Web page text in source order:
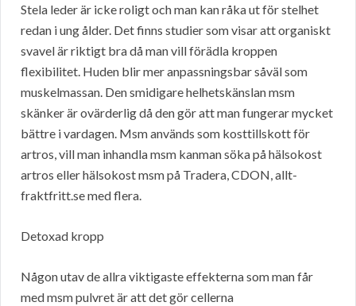
Stela leder är icke roligt och man kan råka ut för stelhet
redan i ung ålder. Det finns studier som visar att organiskt
svavel är riktigt bra då man vill förädla kroppen
flexibilitet. Huden blir mer anpassningsbar såväl som
muskelmassan. Den smidigare helhetskänslan msm
skänker är ovärderlig då den gör att man fungerar mycket
bättre i vardagen. Msm används som kosttillskott för
artros, vill man inhandla msm kanman söka på hälsokost
artros eller hälsokost msm på Tradera, CDON, allt-
fraktfritt.se med flera.
Detoxad kropp
Någon utav de allra viktigaste effekterna som man får
med msm pulvret är att det gör cellerna